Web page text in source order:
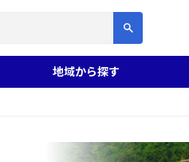
地域から探す